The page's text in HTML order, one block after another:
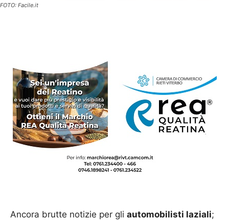
FOTO: Facile.it
Ancora brutte notizie per gli automobilisti laziali;